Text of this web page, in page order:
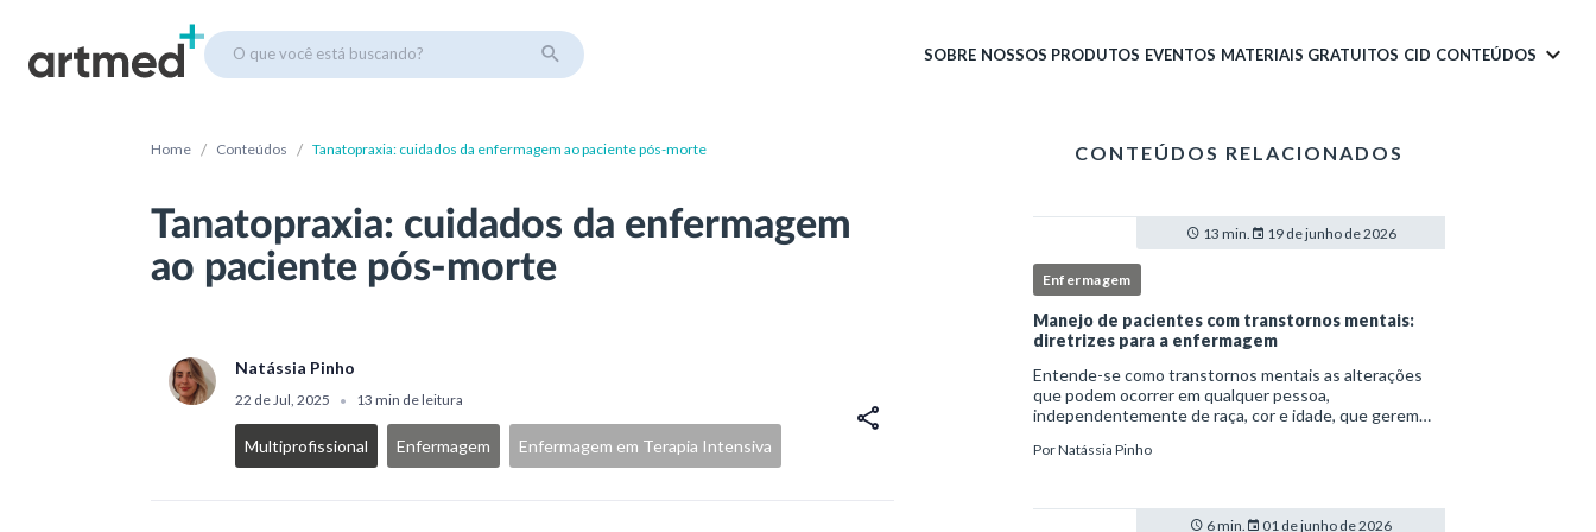
O que você está buscando? SOBRE NOSSOS PRODUTOS EVENTOS MATERIAIS GRATUITOS CID CONTEÚDOS
Home / Conteúdos / Tanatopraxia: cuidados da enfermagem ao paciente pós-morte
Tanatopraxia: cuidados da enfermagem
ao paciente pós-morte
Natássia Pinho
22 de Jul, 2025 • 13 min de leitura
Multiprofissional Enfermagem Enfermagem em Terapia Intensiva
CONTEÚDOS RELACIONADOS
13 min. 19 de junho de 2026
Enfermagem
Manejo de pacientes com transtornos mentais:
diretrizes para a enfermagem
Entende-se como transtornos mentais as alterações
que podem ocorrer em qualquer pessoa,
independentemente de raça, cor e idade, que gerem
do indivíduo.Por isso, os transtornos psiquiátricos rep
PorNatássia Pinho
6 min. 01 de junho de 2026